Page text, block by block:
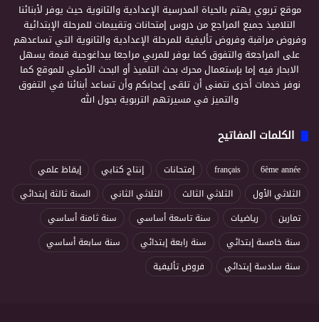
موقع تربوي يهتم بالحياة المدرسية الإعدادية والثانوية حيث يوفر لأبنائنا
التلاميذ جميع المراجع من دروس إمتحانات وتقييمات للمرحلة الإبتدائية
وفروض مراقبة وفروض تأليفية للمرحلة الإعدادية والثانوية التي تساعدهم
على المراجعة والتفوق كما يوفر للمربي مراجعا بيداغوجية قيمة يسهل
الابحار فيه إما بإستعمال محرك بحث التلميذ أو البحث الأصلي للموقع كما
نوفر خدمات أخرى نتمنى أن تلقى إعجابكم وأن تساعد أبنائنا في التفوق
والتميز في مسيرتهم التربوية بحول الله
الكلمات المفاتيح
6ème année
français إمتحانات إنتاج كتابي
إيقاظ علمي
الثلاثي الأول
الثلاثي الثالث الثلاثي الثاني
السنة ثالثة إبتدائي
تمارين
رياضيات سنة تاسعة أساسي
سنة ثامنة أساسي
سنة خامسة إبتدائي
سنة رابعة إبتدائي
سنة سابعة أساسي
سنة سادسة إبتدائي
فروض تأليفية